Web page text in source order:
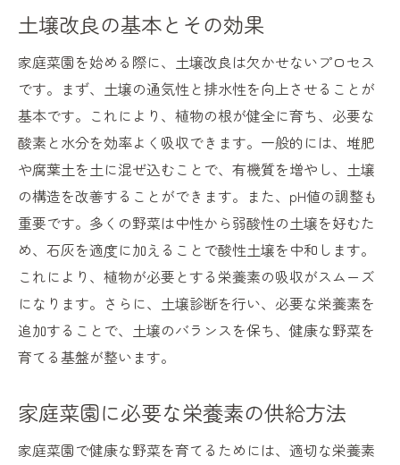
土壌改良の基本とその効果
家庭菜園を始める際に、土壌改良は欠かせないプロセス
です。まず、土壌の通気性と排水性を向上させることが
基本です。これにより、植物の根が健全に育ち、必要な
酸素と水分を効率よく吸収できます。一般的には、堆肥
や腐葉土を土に混ぜ込むことで、有機質を増やし、土壌
の構造を改善することができます。また、pH値の調整も
重要です。多くの野菜は中性から弱酸性の土壌を好むた
め、石灰を適度に加えることで酸性土壌を中和します。
これにより、植物が必要とする栄養素の吸収がスムーズ
になります。さらに、土壌診断を行い、必要な栄養素を
追加することで、土壌のバランスを保ち、健康な野菜を
育てる基盤が整います。
家庭菜園に必要な栄養素の供給方法
家庭菜園で健康な野菜を育てるためには、適切な栄養素